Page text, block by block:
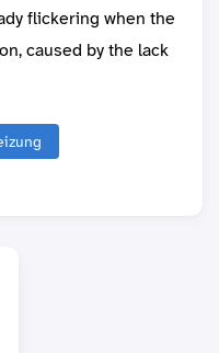
flickering when the
caused by the lack